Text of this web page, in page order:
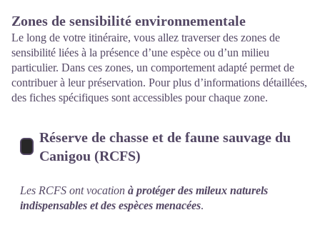
Zones de sensibilité environnementale
Le long de votre itinéraire, vous allez traverser des zones de
sensibilité liées à la présence d’une espèce ou d’un milieu
particulier. Dans ces zones, un comportement adapté permet de
contribuer à leur préservation. Pour plus d’informations détaillées,
des fiches spécifiques sont accessibles pour chaque zone.
Réserve de chasse et de faune sauvage du
Canigou (RCFS)
Les RCFS ont vocation à protéger des mileux naturels
indispensables et des espèces menacées.